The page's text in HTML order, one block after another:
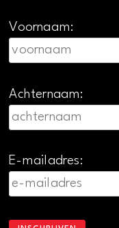
Voornaam:
Achternaam:
E-mailadres: